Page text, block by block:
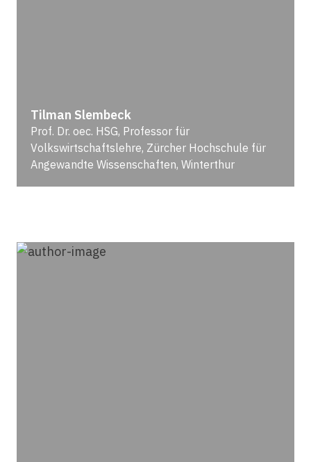
Tilman Slembeck
Prof. Dr. oec. HSG, Professor für
Volkswirtschaftslehre, Zürcher Hochschule für
Angewandte Wissenschaften, Winterthur